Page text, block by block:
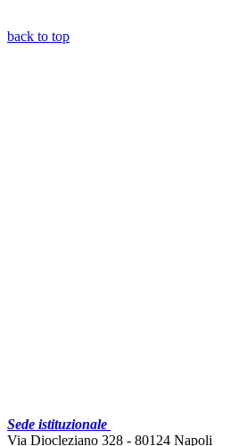
back to top
Sede istituzionale
Via Diocleziano 328 - 80124 Napoli